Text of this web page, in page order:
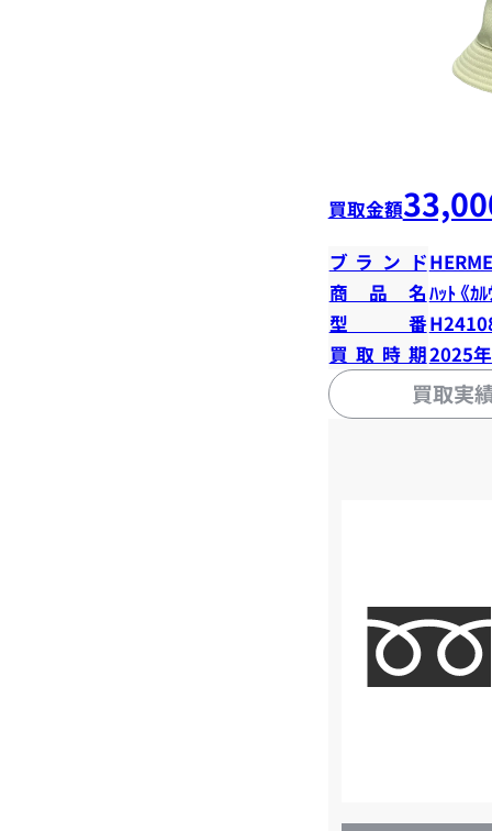
買取金額
ブランド
商品名ﾊｯﾄ 《ｶ
型番
買取時期2025
買取実